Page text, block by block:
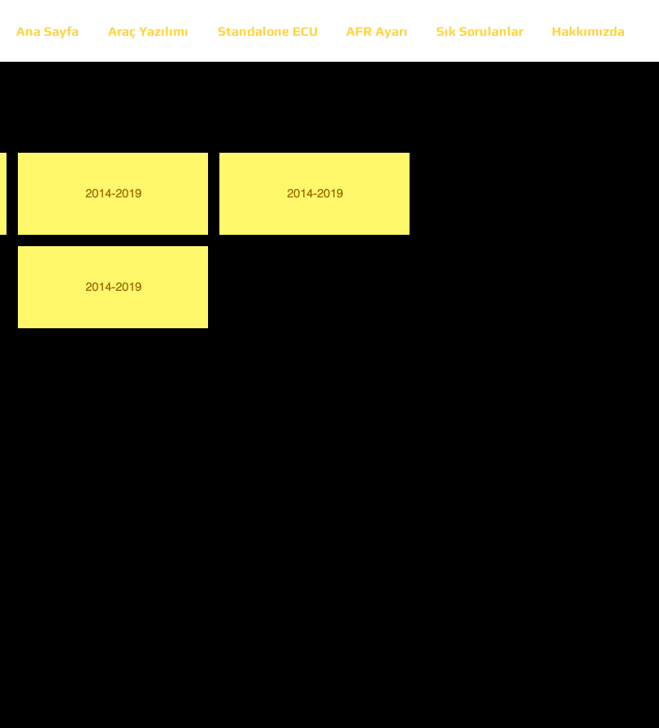
Ana Sayfa Araç Yazılımı Standalone ECU AFR Ayarı Sık Sorulanlar Hakkımızda
2014-2019 2014-2019
2014-2019